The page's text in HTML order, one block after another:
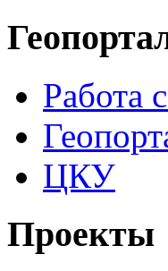
Работа
ЦКУ
Проекты